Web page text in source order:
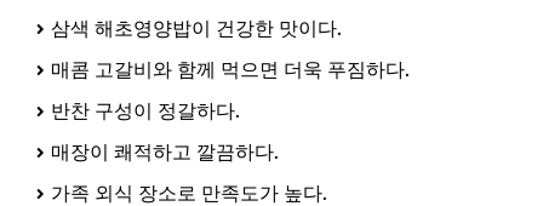
삼색 해초영양밥이 건강한 맛이다.
매콤 고갈비와 함께 먹으면 더욱 푸짐하다.
반찬 구성이 정갈하다.
매장이 쾌적하고 깔끔하다.
가족 외식 장소로 만족도가 높다.